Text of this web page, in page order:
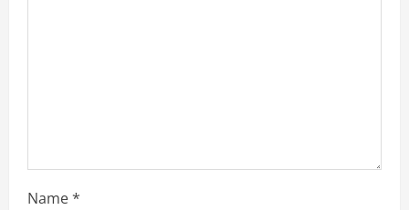
Name*